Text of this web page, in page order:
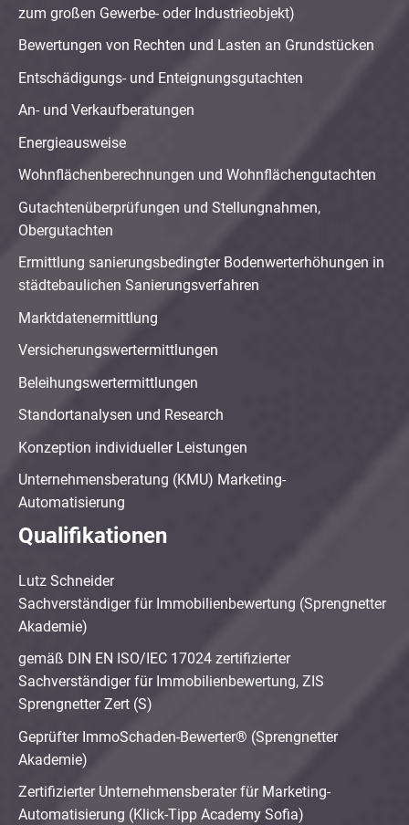
zum großen Gewerbe- oder Industrieobjekt)
Bewertungen von Rechten und Lasten an Grundstücken
Entschädigungs- und Enteignungsgutachten
An- und Verkaufberatungen
Energieausweise
Wohnflächenberechnungen und Wohnflächengutachten
Gutachtenüberprüfungen und Stellungnahmen,
Obergutachten
Ermittlung sanierungsbedingter Bodenwerterhöhungen in
städtebaulichen Sanierungsverfahren
Marktdatenermittlung
Versicherungswertermittlungen
Beleihungswertermittlungen
Standortanalysen und Research
Konzeption individueller Leistungen
Unternehmensberatung (KMU) Marketing-
Automatisierung
Qualifikationen
Lutz Schneider
Sachverständiger für Immobilienbewertung (Sprengnetter
Akademie)
gemäß DIN EN ISO/IEC 17024 zertifizierter
Sachverständiger für Immobilienbewertung, ZIS
Sprengnetter Zert (S)
Geprüfter ImmoSchaden-Bewerter® (Sprengnetter
Akademie)
Zertifizierter Unternehmensberater für Marketing-
Automatisierung (Klick-Tipp Academy Sofia)